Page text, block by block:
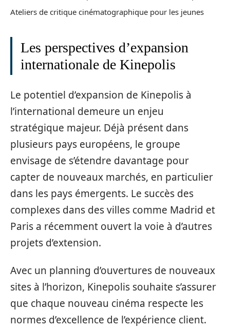
Ateliers de critique cinématographique pour les jeunes
Les perspectives d’expansion
internationale de Kinepolis
Le potentiel d’expansion de Kinepolis à
l’international demeure un enjeu
stratégique majeur. Déjà présent dans
plusieurs pays européens, le groupe
envisage de s’étendre davantage pour
capter de nouveaux marchés, en particulier
dans les pays émergents. Le succès des
complexes dans des villes comme Madrid et
Paris a récemment ouvert la voie à d’autres
projets d’extension.
Avec un planning d’ouvertures de nouveaux
sites à l’horizon, Kinepolis souhaite s’assurer
que chaque nouveau cinéma respecte les
normes d’excellence de l’expérience client.